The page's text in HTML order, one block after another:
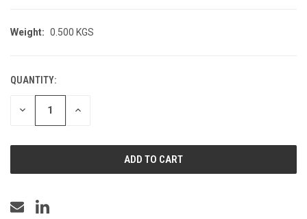
Weight: 0.500 KGS
CURRENT
STOCK:
QUANTITY:
DECREASE INCREASE